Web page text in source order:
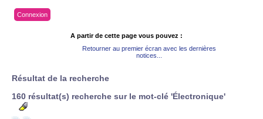
Connexion
A partir de cette page vous pouvez :
Retourner au premier écran avec les dernières
notices...
Résultat de la recherche
160 résultat(s) recherche sur le mot-clé 'Électronique'